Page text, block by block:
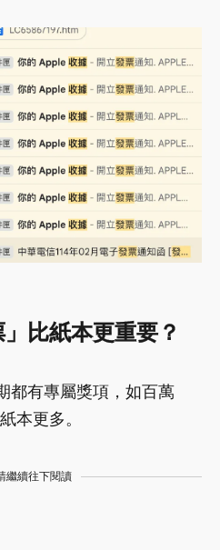
比紙本更重要？
都有專屬獎項，如百萬
本更多。
繼續往下閱讀